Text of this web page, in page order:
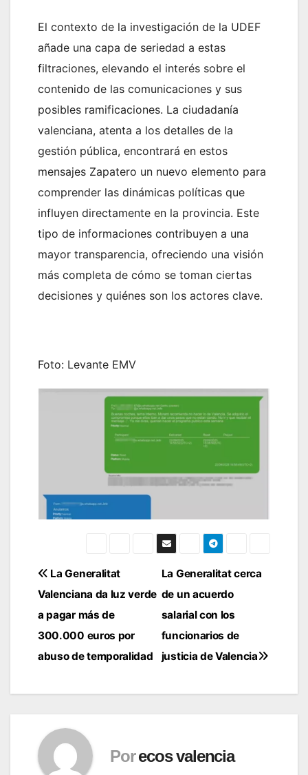
El contexto de la investigación de la UDEF
añade una capa de seriedad a estas
filtraciones, elevando el interés sobre el
contenido de las comunicaciones y sus
posibles ramificaciones. La ciudadanía
valenciana, atenta a los detalles de la
gestión pública, encontrará en estos
mensajes Zapatero un nuevo elemento para
comprender las dinámicas políticas que
influyen directamente en la provincia. Este
tipo de informaciones contribuyen a una
mayor transparencia, ofreciendo una visión
más completa de cómo se toman ciertas
decisiones y quiénes son los actores clave.
Foto: Levante EMV
Navegación
de
entradas
La Generalitat cerca
de un acuerdo
salarial con los
funcionarios de
justicia de Valencia
La Generalitat
Valenciana da luz verde
a pagar más de
300.000 euros por
abuso de temporalidad
Por ecos valencia